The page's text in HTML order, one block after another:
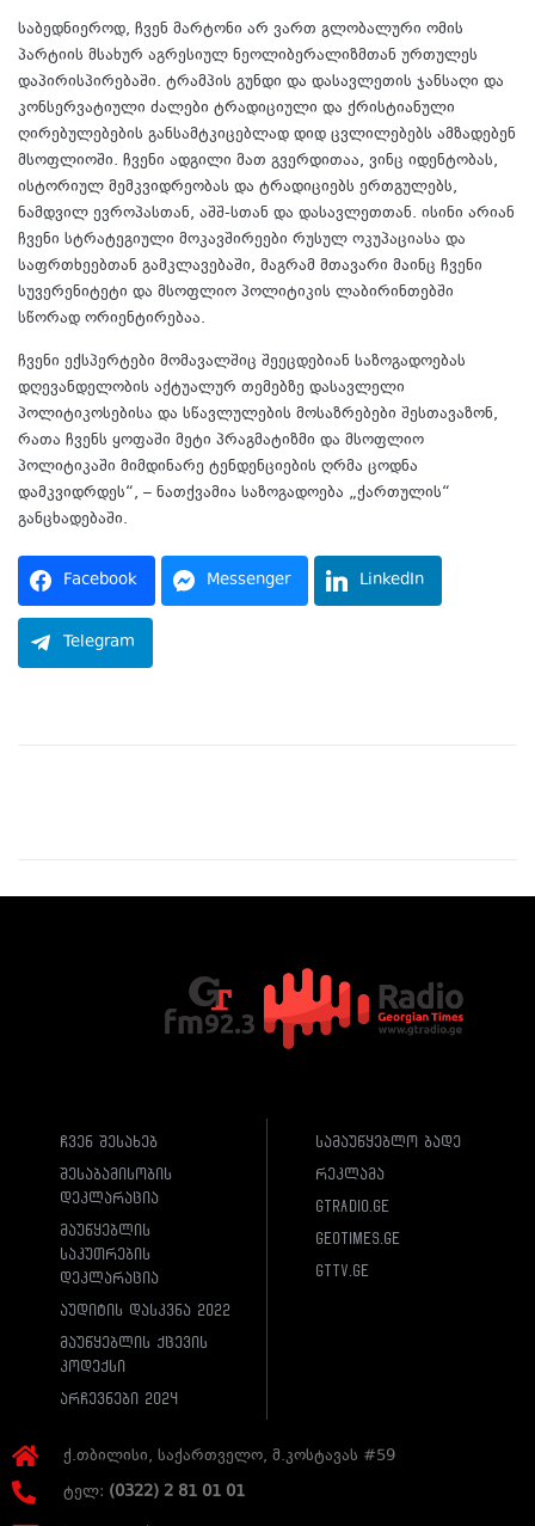
საბედნიეროდ, ჩვენ მარტონი არ ვართ გლობალური ომის
პარტიის მსახურ აგრესიულ ნეოლიბერალიზმთან ურთულეს
დაპირისპირებაში. ტრამპის გუნდი და დასავლეთის ჯანსაღი და
კონსერვატიული ძალები ტრადიციული და ქრისტიანული
ღირებულებების განსამტკიცებლად დიდ ცვლილებებს ამზადებენ
მსოფლიოში. ჩვენი ადგილი მათ გვერდითაა, ვინც იდენტობას,
ისტორიულ მემკვიდრეობას და ტრადიციებს ერთგულებს,
ნამდვილ ევროპასთან, აშშ-სთან და დასავლეთთან. ისინი არიან
ჩვენი სტრატეგიული მოკავშირეები რუსულ ოკუპაციასა და
საფრთხეებთან გამკლავებაში, მაგრამ მთავარი მაინც ჩვენი
სუვერენიტეტი და მსოფლიო პოლიტიკის ლაბირინთებში
სწორად ორიენტირებაა.
ჩვენი ექსპერტები მომავალშიც შეეცდებიან საზოგადოებას
დღევანდელობის აქტუალურ თემებზე დასავლელი
პოლიტიკოსებისა და სწავლულების მოსაზრებები შესთავაზონ,
რათა ჩვენს ყოფაში მეტი პრაგმატიზმი და მსოფლიო
პოლიტიკაში მიმდინარე ტენდენციების ღრმა ცოდნა
დამკვიდრდეს“, – ნათქვამია საზოგადოება „ქართულის“
განცხადებაში.
Facebook Messenger LinkedIn
Telegram
ჩვენ შესახებ
შესაბამისობის
დეკლარაცია
მაუწყებლის
საკუთრების
დეკლარაცია
აუდიტის დასკვნა 2022
მაუწყებლის ქცევის
კოდექსი
არჩევნები 2024
სამაუწყებლო ბადე
რეკლამა
gtradio.ge
geotimes.ge
gttv.ge
ქ.თბილისი, საქართველო, მ.კოსტავას #59
ტელ: (0322) 2 81 01 01